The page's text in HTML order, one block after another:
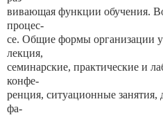
вивающая функции обучения.
процес-
се. Общие формы организации
лекция,
семинарские, практические и
конфе-
ренция, ситуационные занятия,
фа-